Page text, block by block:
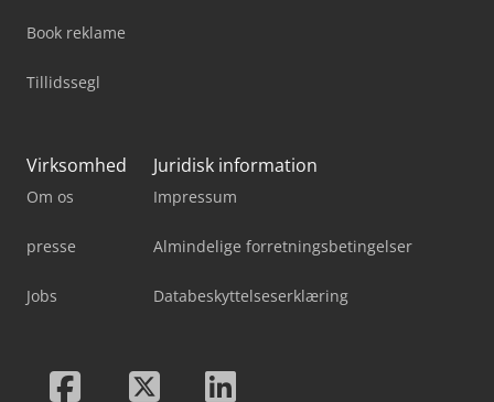
Book reklame
Tillidssegl
Virksomhed
Om os
presse
Jobs
Juridisk information
Impressum
Almindelige forretningsbetingelser
Databeskyttelseserklæring